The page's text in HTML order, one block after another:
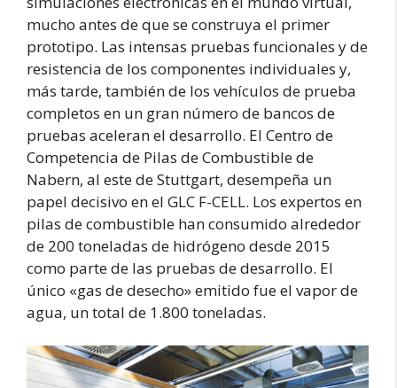
mucho antes de que se construya el primer
prototipo. Las intensas pruebas funcionales y de
resistencia de los componentes individuales y,
más tarde, también de los vehículos de prueba
completos en un gran número de bancos de
pruebas aceleran el desarrollo. El Centro de
Competencia de Pilas de Combustible de
Nabern, al este de Stuttgart, desempeña un
papel decisivo en el GLC F-CELL. Los expertos en
pilas de combustible han consumido alrededor
de 200 toneladas de hidrógeno desde 2015
como parte de las pruebas de desarrollo. El
único «gas de desecho» emitido fue el vapor de
agua, un total de 1.800 toneladas.